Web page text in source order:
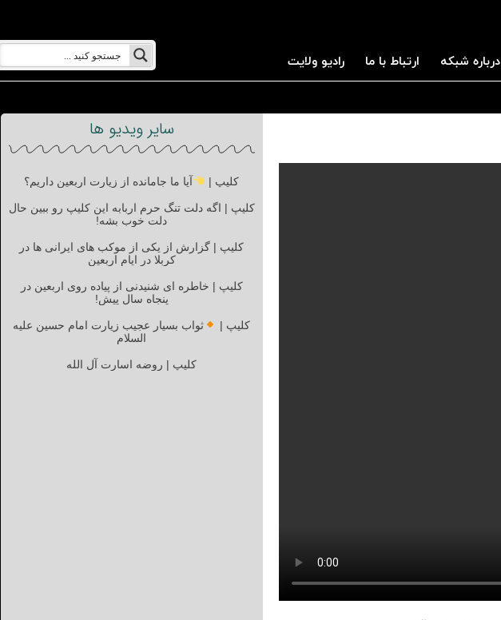
درباره شبکه ارتباط با ما رادیو ولایت
سایر ویدیو ها
کلیپ | آیا ما جامانده از زیارت اربعین داریم؟
کلیپ | اگه دلت تنگ حرم اربابه این کلیپ رو ببین حال
دلت خوب بشه!
کلیپ | گزارش از یکی از موکب های ایرانی ها در
کربلا در ایام اربعین
کلیپ | خاطره ای شنیدنی از پیاده روی اربعین در
پنجاه سال پیش!
کلیپ |
ثواب بسیار عجیب زیارت امام حسین علیه
السلام
کلیپ | روضه اسارت آل الله